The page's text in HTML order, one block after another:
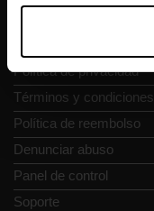
Política de privacidad
Términos y condiciones
Política de reembolso
Denunciar abuso
Panel de control
Soporte